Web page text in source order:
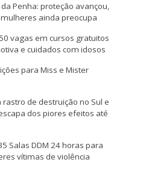
Penha: proteção avançou,
ainda preocupa
vagas em cursos gratuitos
e cuidados com idosos
para Miss e Mister
de destruição no Sul e
dos piores efeitos até
Salas DDM 24 horas para
vítimas de violência